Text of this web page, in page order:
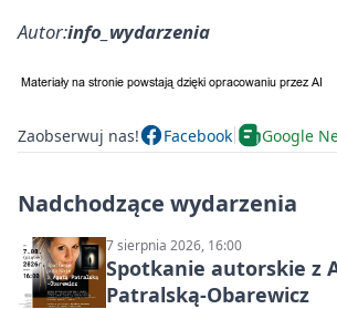
Autor:info_wydarzenia
Zaobserwuj nas! Facebook Google
Nadchodzące wydarzenia
7 sierpnia 2026, 16:00
Spotkanie autorskie z
Patralską-Obarewicz